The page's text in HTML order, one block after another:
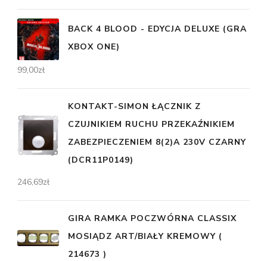
BACK 4 BLOOD - EDYCJA DELUXE (GRA
XBOX ONE)
99,00zł
KONTAKT-SIMON ŁĄCZNIK Z
CZUJNIKIEM RUCHU PRZEKAŹNIKIEM
ZABEZPIECZENIEM 8(2)A 230V CZARNY
(DCR11P0149)
246,69zł
GIRA RAMKA POCZWÓRNA CLASSIX
MOSIĄDZ ART/BIAŁY KREMOWY (
214673 )